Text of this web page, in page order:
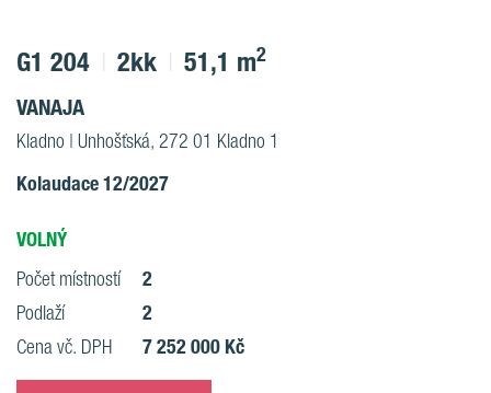
G1 204 2kk 51,1 m2
VANAJA
Kladno | Unhošťská, 272 01 Kladno 1
Kolaudace 12/2027
VOLNÝ
Počet místností 2
Podlaží 2
Cena vč. DPH 7 252 000 Kč